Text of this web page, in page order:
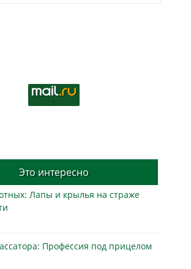
Это интересно
Лапы и крылья на страже
Профессия под прицелом